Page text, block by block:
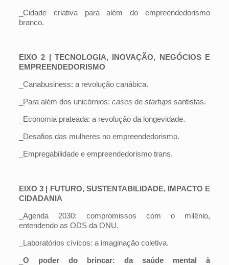
_Cidade criativa para além do empreendedorismo
branco.
EIXO 2 | TECNOLOGIA, INOVAÇÃO, NEGÓCIOS E
EMPREENDEDORISMO
_Canabusiness: a revolução canábica.
_Para além dos unicórnios: cases de startups santistas.
_Economia prateada: a revolução da longevidade.
_Desafios das mulheres no empreendedorismo.
_Empregabilidade e empreendedorismo trans.
EIXO 3 | FUTURO, SUSTENTABILIDADE, IMPACTO E
CIDADANIA
_Agenda 2030: compromissos com o milênio,
entendendo as ODS da ONU.
_Laboratórios cívicos: a imaginação coletiva.
O poder do brincar: da saúde mental à